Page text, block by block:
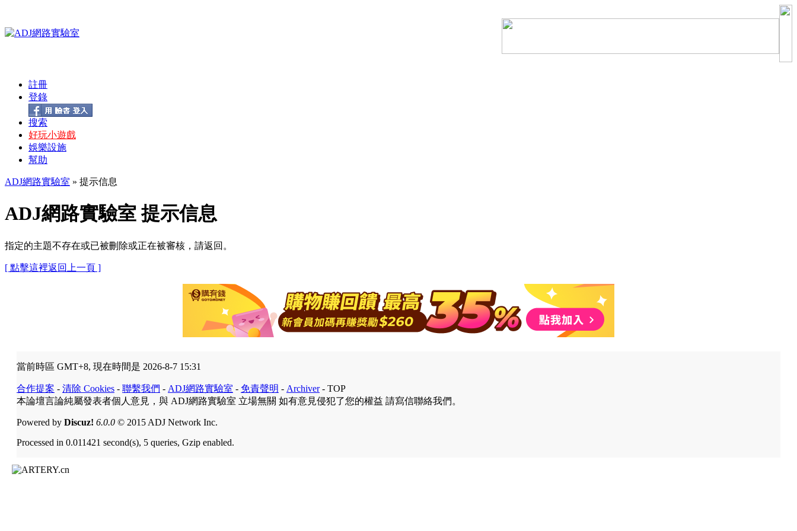
註冊
登錄
搜索
好玩小遊戲
娛樂設施
幫助
ADJ網路實驗室 » 提示信息
ADJ網路實驗室 提示信息
指定的主題不存在或已被刪除或正在被審核，請返回。
[ 點擊這裡返回上一頁 ]
當前時區 GMT+8, 現在時間是 2026-8-7 15:31
合作提案 - 清除 Cookies - 聯繫我們 - ADJ網路實驗室 - 免責聲明 - Archiver- TOP
本論壇言論純屬發表者個人意見，與 ADJ網路實驗室 立場無關 如有意見侵犯了您的權益 請寫信聯絡我們。
Powered by Discuz! 6.0.0 © 2015 ADJ Network Inc.
Processed in 0.011421 second(s), 5 queries, Gzip enabled.